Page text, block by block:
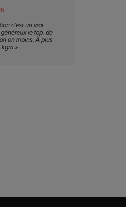
c’est un vrai
le top. de
en moins. À plus
»